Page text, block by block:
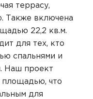
террасу,
Также включена
22,2 кв.м.
для тех, кто
спальнями и
Наш проект
площадью, что
для